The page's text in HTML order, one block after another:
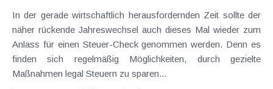
In der gerade wirtschaftlich herausfordernden Zeit sollte der
näher rückende Jahreswechsel auch dieses Mal wieder zum
Anlass für einen Steuer-Check genommen werden. Denn es
finden sich regelmäßig Möglichkeiten, durch gezielte
Maßnahmen legal Steuern zu sparen...